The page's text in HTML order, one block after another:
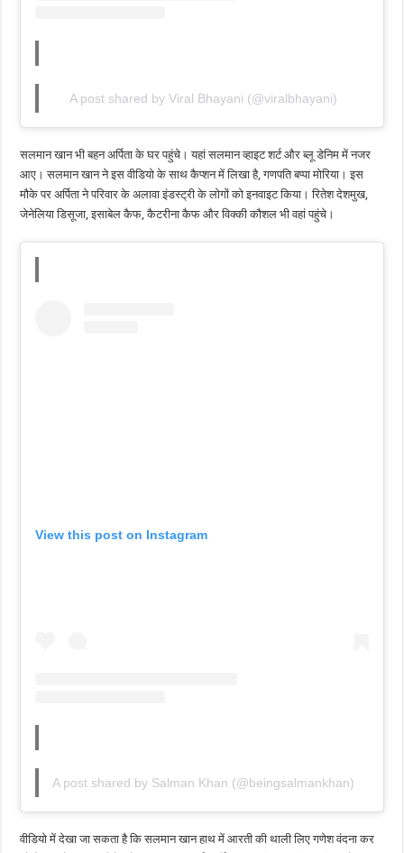
A post shared by Viral Bhayani (@viralbhayani)
सलमान खान भी बहन अर्पिता के घर पहुंचे। यहां सलमान व्हाइट शर्ट और ब्लू डेनिम में नजर
आए। सलमान खान ने इस वीडियो के साथ कैप्शन में लिखा है, गणपति बप्पा मोरिया। इस
मौके पर अर्पिता ने परिवार के अलावा इंडस्ट्री के लोगों को इनवाइट किया। रितेश देशमुख,
जेनेलिया डिसूजा, इसाबेल कैफ, कैटरीना कैफ और विक्की कौशल भी वहां पहुंचे।
View this post on Instagram
A post shared by Salman Khan (@beingsalmankhan)
वीडियो में देखा जा सकता है कि सलमान खान हाथ में आरती की थाली लिए गणेश वंदना कर